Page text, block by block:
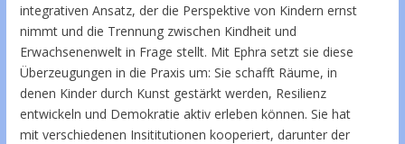
integrativen Ansatz, der die Perspektive von Kindern ernst
nimmt und die Trennung zwischen Kindheit und
Erwachsenenwelt in Frage stellt. Mit Ephra setzt sie diese
Überzeugungen in die Praxis um: Sie schafft Räume, in
denen Kinder durch Kunst gestärkt werden, Resilienz
entwickeln und Demokratie aktiv erleben können. Sie hat
mit verschiedenen Insititutionen kooperiert, darunter der